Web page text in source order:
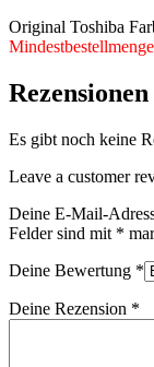
Original Toshiba
Rezensionen
Es gibt noch keine
Leave a customer
Deine E-Mail-
Felder sind mit *
Deine Bewertung *
Deine Rezension *